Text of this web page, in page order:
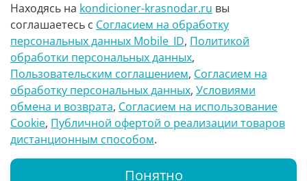
г Краснодар Ул Петра метальникова 23
8(900)29-888-66
info@kondicioner-krasnodar.ru
Находясь на kondicioner-krasnodar.ru вы
соглашаетесь с Согласием на обработку
персональных данных Mobile_ID, Политикой
обработки персональных данных,
Пользовательским соглашением, Согласием на
обработку персональных данных, Условиями
обмена и возврата, Согласием на использование
Сookie, Публичной офертой о реализации товаров
дистанционным способом.
Понятно